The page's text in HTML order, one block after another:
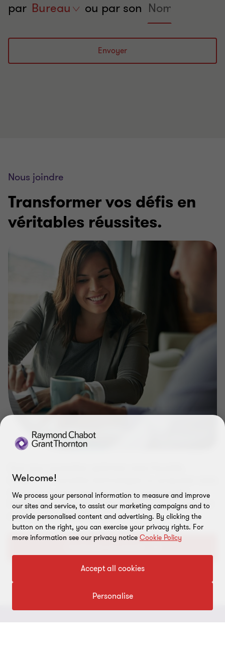
par Trouver
par
Bureau ou par son
Envoyer
Nous joindre
Transformer vos défis en
véritables réussites.
intégrer de nouvelles technologies ou propulser votre
croissance, nous sommes là pour vous guider.
Parlez-nous de votre réalité et découvrons comment
nous pouvons faire équipe.
Welcome!
We process your personal information to measure and improve
our sites and service, to assist our marketing campaigns and to
provide personalised content and advertising. By clicking the
button on the right, you can exercise your privacy rights. For
more information see our privacy notice Cookie Policy
Accept all cookies
Personalise